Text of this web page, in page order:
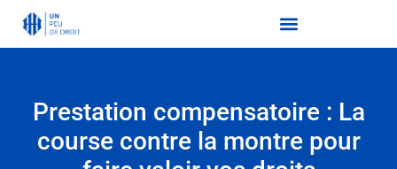
Prestation compensatoire : La
course contre la montre pour